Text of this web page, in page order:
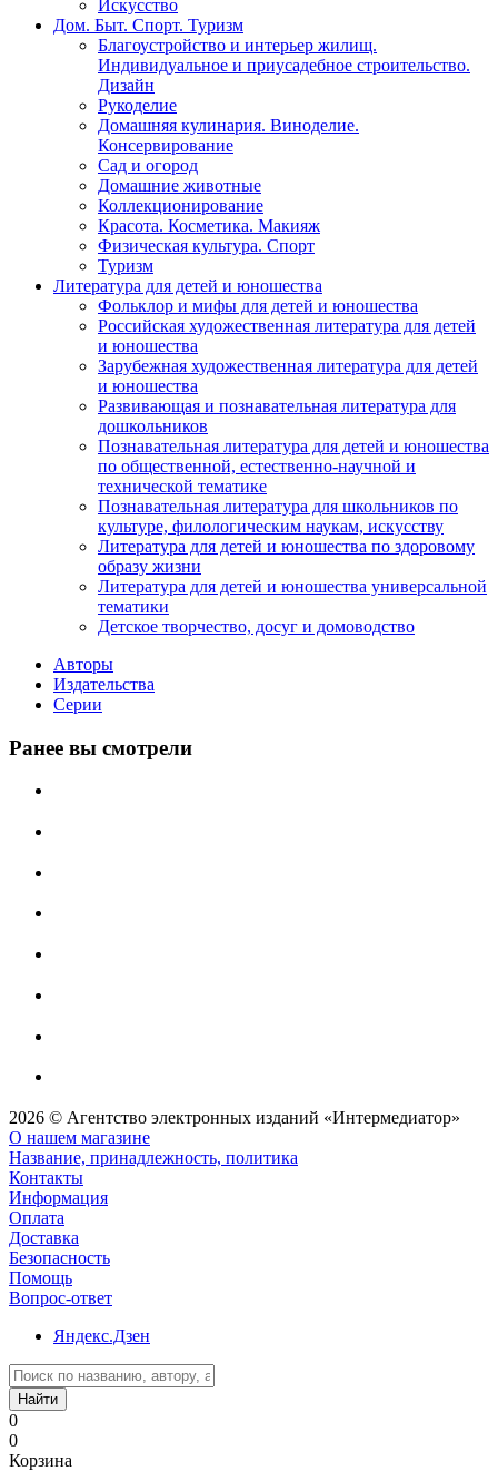
Искусство
Дом. Быт. Спорт. Туризм
Благоустройство и интерьер жилищ.
Индивидуальное и приусадебное строительство.
Дизайн
Рукоделие
Домашняя кулинария. Виноделие.
Консервирование
Сад и огород
Домашние животные
Коллекционирование
Красота. Косметика. Макияж
Физическая культура. Спорт
Туризм
Литература для детей и юношества
Фольклор и мифы для детей и юношества
Российская художественная литература для детей
и юношества
Зарубежная художественная литература для детей
и юношества
Развивающая и познавательная литература для
дошкольников
Познавательная литература для детей и юношества
по общественной, естественно-научной и
технической тематике
Познавательная литература для школьников по
культуре, филологическим наукам, искусству
Литература для детей и юношества по здоровому
образу жизни
Литература для детей и юношества универсальной
тематики
Детское творчество, досуг и домоводство
Авторы
Издательства
Серии
Ранее вы смотрели
2026 © Агентство электронных изданий «Интермедиатор»
О нашем магазине
Название, принадлежность, политика
Контакты
Информация
Оплата
Доставка
Безопасность
Помощь
Вопрос-ответ
Яндекс.Дзен
Найти
0
0
Корзина